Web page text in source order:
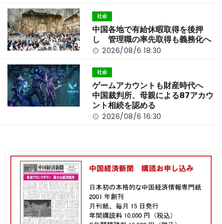
社会
中国各地で有給休暇取得を後押
し 管理職の率先取得も義務化へ
2026/08/6 18:30
社会
ゲームアカウントも財産時代へ
中国裁判所、母親による87アカウ
ント相続を認める
2026/08/6 16:30